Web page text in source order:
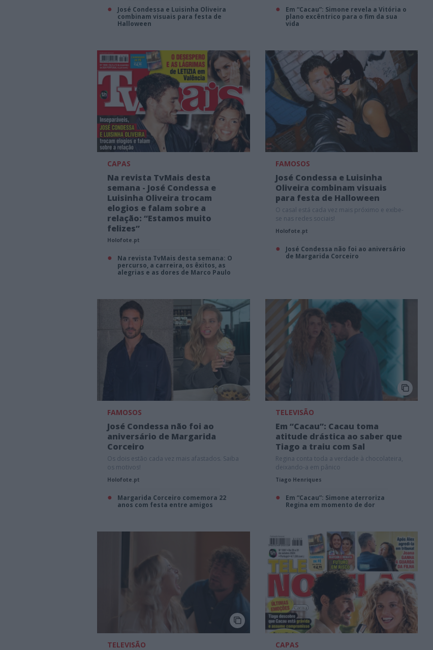
José Condessa e Luisinha Oliveira
combinam visuais para festa de
Halloween
Em “Cacau”: Simone revela a Vitória o
plano excêntrico para o fim da sua
vida
CAPAS
Na revista TvMais desta
semana - José Condessa e
Luisinha Oliveira trocam
elogios e falam sobre a
relação: “Estamos muito
felizes”
Holofote.pt
Na revista TvMais desta semana: O
percurso, a carreira, os êxitos, as
alegrias e as dores de Marco Paulo
FAMOSOS
José Condessa e Luisinha
Oliveira combinam visuais
para festa de Halloween
O casal está cada vez mais próximo e exibe-
se nas redes sociais!
Holofote.pt
José Condessa não foi ao aniversário
de Margarida Corceiro
FAMOSOS
José Condessa não foi ao
aniversário de Margarida
Corceiro
Os dois estão cada vez mais afastados. Saiba
os motivos!
Holofote.pt
Margarida Corceiro comemora 22
anos com festa entre amigos
TELEVISÃO
Em “Cacau”: Cacau toma
atitude drástica ao saber que
Tiago a traiu com Sal
Regina conta toda a verdade à chocolateira,
deixando-a em pânico
Tiago Henriques
Em “Cacau”: Simone aterroriza
Regina em momento de dor
TELEVISÃO CAPAS